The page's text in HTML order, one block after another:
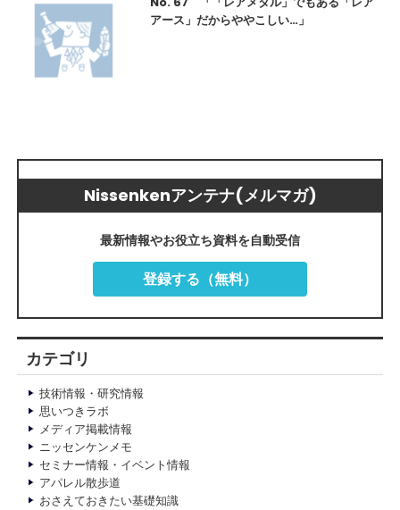
アース」だからややこしい…」
Nissenkenアンテナ(メルマガ)
最新情報やお役立ち資料を自動受信
登録する（無料）
カテゴリ
技術情報・研究情報
思いつきラボ
メディア掲載情報
ニッセンケンメモ
セミナー情報・イベント情報
アパレル散歩道
おさえておきたい基礎知識